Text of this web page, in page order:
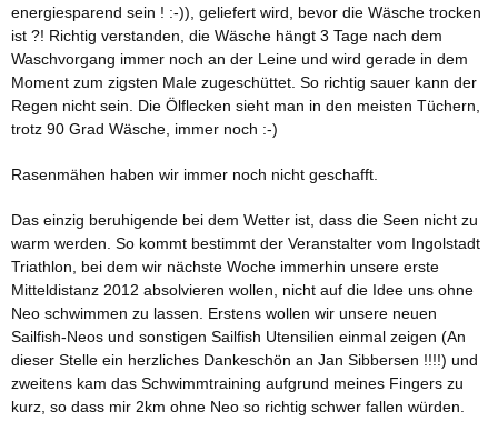
energiesparend sein ! :-)), geliefert wird, bevor die Wäsche trocken
ist ?! Richtig verstanden, die Wäsche hängt 3 Tage nach dem
Waschvorgang immer noch an der Leine und wird gerade in dem
Moment zum zigsten Male zugeschüttet. So richtig sauer kann der
Regen nicht sein. Die Ölflecken sieht man in den meisten Tüchern,
trotz 90 Grad Wäsche, immer noch :-)
Rasenmähen haben wir immer noch nicht geschafft.
Das einzig beruhigende bei dem Wetter ist, dass die Seen nicht zu
warm werden. So kommt bestimmt der Veranstalter vom Ingolstadt
Triathlon, bei dem wir nächste Woche immerhin unsere erste
Mitteldistanz 2012 absolvieren wollen, nicht auf die Idee uns ohne
Neo schwimmen zu lassen. Erstens wollen wir unsere neuen
Sailfish-Neos und sonstigen Sailfish Utensilien einmal zeigen (An
dieser Stelle ein herzliches Dankeschön an Jan Sibbersen !!!!) und
zweitens kam das Schwimmtraining aufgrund meines Fingers zu
kurz, so dass mir 2km ohne Neo so richtig schwer fallen würden.